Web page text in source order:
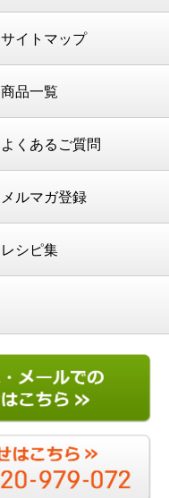
サイトマップ
商品一覧
よくあるご質問
メルマガ登録
レシピ集